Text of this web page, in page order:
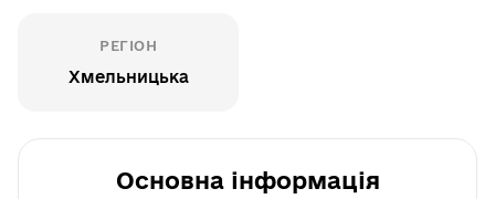
РЕГІОН
Хмельницька
Основна інформація